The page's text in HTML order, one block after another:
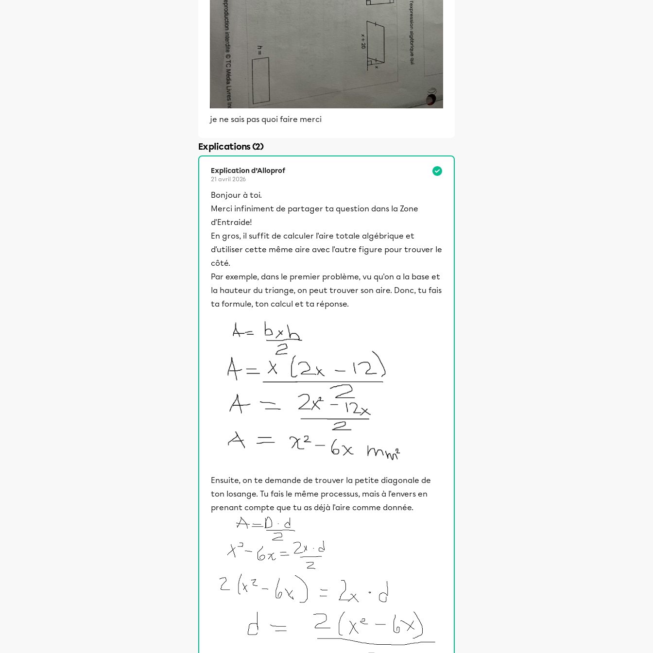
je ne sais pas quoi faire merci
Explications (2)
Explication d’Alloprof
21 avril 2026
Bonjour à toi.
Merci infiniment de partager ta question dans la Zone
d'Entraide!
En gros, il suffit de calculer l'aire totale algébrique et
d'utiliser cette même aire avec l'autre figure pour trouver le
côté.
Par exemple, dans le premier problème, vu qu'on a la base et
la hauteur du triange, on peut trouver son aire. Donc, tu fais
ta formule, ton calcul et ta réponse.
Ensuite, on te demande de trouver la petite diagonale de
ton losange. Tu fais le même processus, mais à l'envers en
prenant compte que tu as déjà l'aire comme donnée.